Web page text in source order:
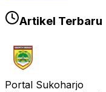
Artikel Terbaru
Portal Sukoharjo